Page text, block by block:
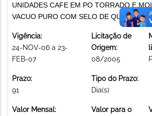
UNIDADES CAFE EM PO TORRADO E
VACUO PURO COM SELO DE
Vigência:
24-NOV-06 a 23-
FEB-07
Licitação de
Origem:
08/2005
Prazo:
91
Tipo do Prazo:
Dia(s)
Valor Mensal:
Valor para o